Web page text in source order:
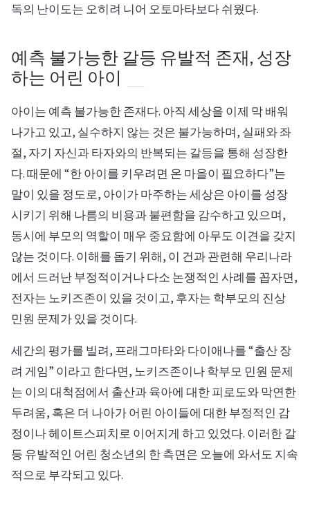
독의 난이도는 오히려 니어 오토마타보다 쉬웠다.
예측 불가능한 갈등 유발적 존재, 성장
하는 어린 아이
아이는 예측 불가능한 존재다. 아직 세상을 이제 막 배워
나가고 있고, 실수하지 않는 것은 불가능하며, 실패와 좌
절, 자기 자신과 타자와의 반복되는 갈등을 통해 성장한
다. 때문에 “한 아이를 키우려면 온 마을이 필요하다”는
말이 있을 정도로, 아이가 마주하는 세상은 아이를 성장
시키기 위해 나름의 비용과 불편함을 감수하고 있으며,
동시에 부모의 역할이 매우 중요함에 아무도 이견을 갖지
않는 것이다. 이해를 돕기 위해, 이 건과 관련해 우리나라
에서 드러난 부정적이거나 다소 논쟁적인 사례를 꼽자면,
전자는 노키즈존이 있을 것이고, 후자는 학부모의 진상
민원 문제가 있을 것이다.
세간의 평가를 빌려, 프래그마타와 다이애나를 “출산 장
려 게임” 이라고 한다면, 노키즈존이나 학부모 민원 문제
는 이의 대척점에서 출산과 육아에 대한 피로도와 막연한
두려움, 혹은 더 나아가 어린 아이들에 대한 부정적인 감
정이나 헤이트스피치로 이어지게 하고 있었다. 이러한 갈
등 유발적인 어린 청소년의 한 측면은 오늘에 와서도 지속
적으로 부각되고 있다.